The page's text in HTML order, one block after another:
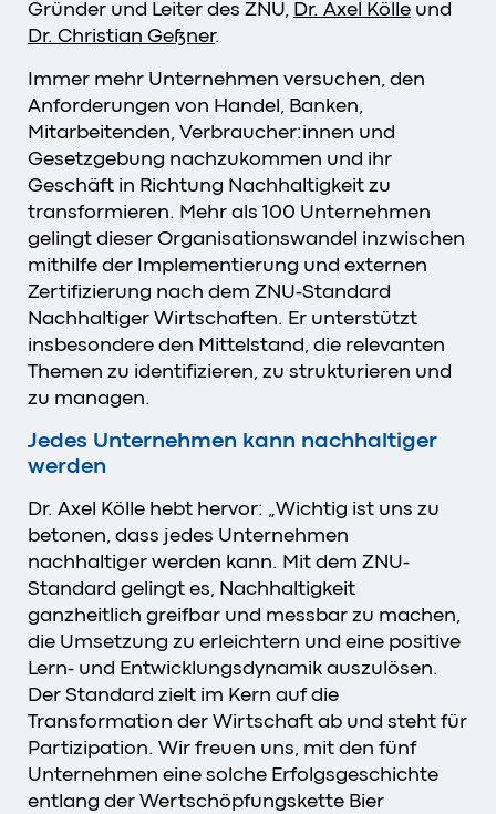
Gründer und Leiter des ZNU, Dr. Axel Kölle und
Dr. Christian Geßner.
Immer mehr Unternehmen versuchen, den
Anforderungen von Handel, Banken,
Mitarbeitenden, Verbraucher:innen und
Gesetzgebung nachzukommen und ihr
Geschäft in Richtung Nachhaltigkeit zu
transformieren. Mehr als 100 Unternehmen
gelingt dieser Organisationswandel inzwischen
mithilfe der Implementierung und externen
Zertifizierung nach dem ZNU-Standard
Nachhaltiger Wirtschaften. Er unterstützt
insbesondere den Mittelstand, die relevanten
Themen zu identifizieren, zu strukturieren und
zu managen.
Jedes Unternehmen kann nachhaltiger
werden
Dr. Axel Kölle hebt hervor: „Wichtig ist uns zu
betonen, dass jedes Unternehmen
nachhaltiger werden kann. Mit dem ZNU-
Standard gelingt es, Nachhaltigkeit
ganzheitlich greifbar und messbar zu machen,
die Umsetzung zu erleichtern und eine positive
Lern- und Entwicklungsdynamik auszulösen.
Der Standard zielt im Kern auf die
Transformation der Wirtschaft ab und steht für
Partizipation. Wir freuen uns, mit den fünf
Unternehmen eine solche Erfolgsgeschichte
entlang der Wertschöpfungskette Bier